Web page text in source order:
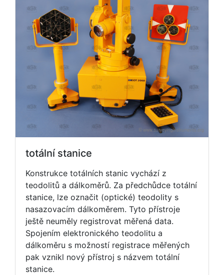
totální stanice
Konstrukce totálních stanic vychází z
teodolitů a dálkoměrů. Za předchůdce totální
stanice, lze označit (optické) teodolity s
nasazovacím dálkoměrem. Tyto přístroje
ještě neuměly registrovat měřená data.
Spojením elektronického teodolitu a
dálkoměru s možností registrace měřených
pak vznikl nový přístroj s názvem totální
stanice.